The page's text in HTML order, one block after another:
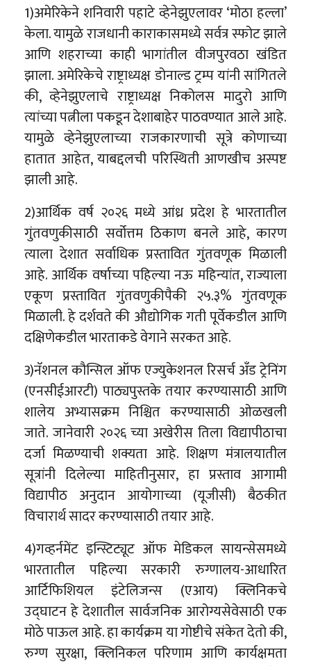
1)अमेरिकेने शनिवारी पहाटे व्हेनेझुएलावर ‘मोठा हल्ला’
केला. यामुळे राजधानी काराकासमध्ये सर्वत्र स्फोट झाले
आणि शहराच्या काही भागांतील वीजपुरवठा खंडित
झाला. अमेरिकेचे राष्ट्राध्यक्ष डोनाल्ड ट्रम्प यांनी सांगितले
की, व्हेनेझुएलाचे राष्ट्राध्यक्ष निकोलस मादुरो आणि
त्यांच्या पत्नीला पकडून देशाबाहेर पाठवण्यात आले आहे.
यामुळे व्हेनेझुएलाच्या राजकारणाची सूत्रे कोणाच्या
हातात आहेत, याबद्दलची परिस्थिती आणखीच अस्पष्ट
झाली आहे.
2)आर्थिक वर्ष २०२६ मध्ये आंध्र प्रदेश हे भारतातील
गुंतवणुकीसाठी सर्वोत्तम ठिकाण बनले आहे, कारण
त्याला देशात सर्वाधिक प्रस्तावित गुंतवणूक मिळाली
आहे. आर्थिक वर्षाच्या पहिल्या नऊ महिन्यांत, राज्याला
एकूण प्रस्तावित गुंतवणुकीपैकी २५.३% गुंतवणूक
मिळाली. हे दर्शवते की औद्योगिक गती पूर्वेकडील आणि
दक्षिणेकडील भारताकडे वेगाने सरकत आहे.
3)नॅशनल कौन्सिल ऑफ एज्युकेशनल रिसर्च अँड ट्रेनिंग
(एनसीईआरटी) पाठ्यपुस्तके तयार करण्यासाठी आणि
शालेय अभ्यासक्रम निश्चित करण्यासाठी ओळखली
जाते. जानेवारी २०२६ च्या अखेरीस तिला विद्यापीठाचा
दर्जा मिळण्याची शक्यता आहे. शिक्षण मंत्रालयातील
सूत्रांनी दिलेल्या माहितीनुसार, हा प्रस्ताव आगामी
विद्यापीठ अनुदान आयोगाच्या (यूजीसी) बैठकीत
विचारार्थ सादर करण्यासाठी तयार आहे.
4)गव्हर्नमेंट इन्स्टिट्यूट ऑफ मेडिकल सायन्सेसमध्ये
भारतातील पहिल्या सरकारी रुग्णालय-आधारित
आर्टिफिशियल इंटेलिजन्स (एआय) क्लिनिकचे
उद्घाटन हे देशातील सार्वजनिक आरोग्यसेवेसाठी एक
मोठे पाऊल आहे. हा कार्यक्रम या गोष्टीचे संकेत देतो की,
रुग्ण सुरक्षा, क्लिनिकल परिणाम आणि कार्यक्षमता